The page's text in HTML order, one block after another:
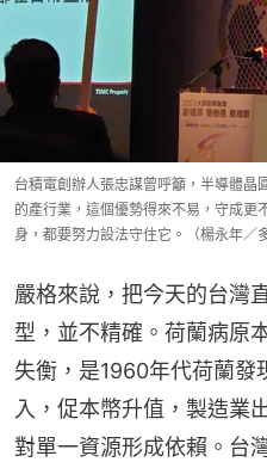
台積電創辦人張忠謀曾呼籲，半導體晶
的產行業，這個優勢得來不易，守成更
身，都要努力設法守住它。（楊永年／
嚴格來說，把今天的台灣
型，並不精確。荷蘭病原
失衡，是1960年代荷蘭發
入，促本幣升值，製造業
對單一資源形成依賴。台